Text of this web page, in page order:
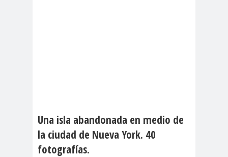
Una isla abandonada en medio de
la ciudad de Nueva York. 40
fotografías.